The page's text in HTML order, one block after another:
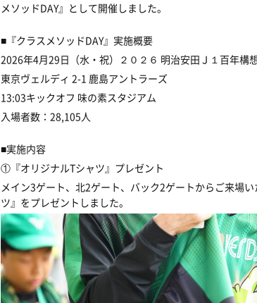
メソッドDAY』として開催しました。
■『クラスメソッドDAY』実施概要
2026年4月29日（水・祝）２０２６ 明治安田Ｊ１百年構
東京ヴェルディ 2-1 鹿島アントラーズ
13:03キックオフ 味の素スタジアム
入場者数：28,105人
■実施内容
①『オリジナルTシャツ』プレゼント
メイン3ゲート、北2ゲート、バック2ゲートからご来場
ツ』をプレゼントしました。